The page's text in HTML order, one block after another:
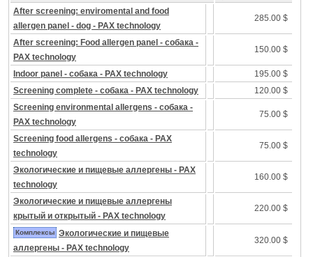
After screening: enviromental and food
allergen panel - dog - PAX technology
285.00 $
After screening: Food allergen panel - собака -
PAX technology
150.00 $
Indoor panel - собака - PAX technology
195.00 $
Screening complete - собака - PAX technology
120.00 $
Screening environmental allergens - собака -
PAX technology
75.00 $
Screening food allergens - собака - PAX
technology
75.00 $
Экологические и пищевые аллергены - PAX
technology
160.00 $
Экологические и пищевые аллергены
крытый и открытый - PAX technology
220.00 $
Комплексы Экологические и пищевые
аллергены - PAX technology
320.00 $